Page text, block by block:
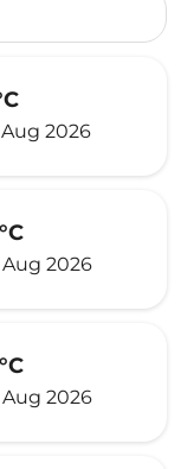
2026
2026
2026